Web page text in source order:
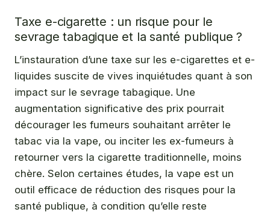
Taxe e-cigarette : un risque pour le
sevrage tabagique et la santé publique ?
L’instauration d’une taxe sur les e-cigarettes et e-
liquides suscite de vives inquiétudes quant à son
impact sur le sevrage tabagique. Une
augmentation significative des prix pourrait
décourager les fumeurs souhaitant arrêter le
tabac via la vape, ou inciter les ex-fumeurs à
retourner vers la cigarette traditionnelle, moins
chère. Selon certaines études, la vape est un
outil efficace de réduction des risques pour la
santé publique, à condition qu’elle reste